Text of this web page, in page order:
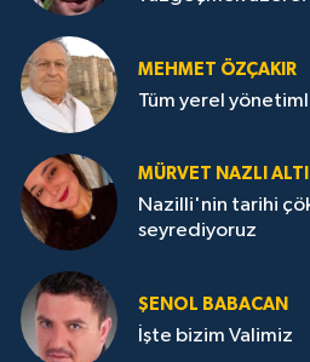
MEHMET ÖZÇAKIR
Tüm yerel
MÜRVET NAZLI
Nazilli'nin tarihi
seyrediyoruz
ŞENOL BABACAN
İşte bizim Valimiz